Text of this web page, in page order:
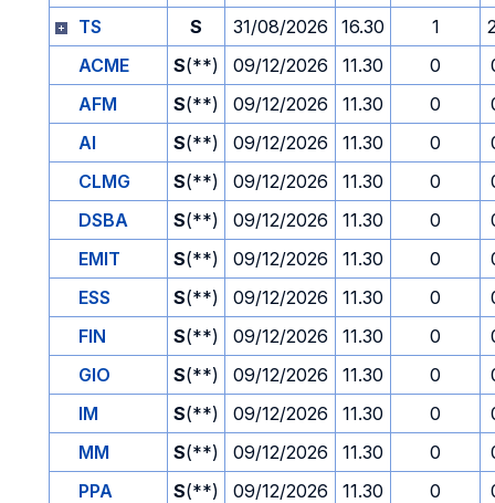
TS
S 31/08/2026 16.30 1
ACME
S(**) 09/12/2026 11.30 0
AFM
S(**) 09/12/2026 11.30 0
AI
S(**) 09/12/2026 11.30 0
CLMG
S(**) 09/12/2026 11.30 0
DSBA
S(**) 09/12/2026 11.30 0
EMIT
S(**) 09/12/2026 11.30 0
ESS
S(**) 09/12/2026 11.30 0
FIN
S(**) 09/12/2026 11.30 0
GIO
S(**) 09/12/2026 11.30 0
IM
S(**) 09/12/2026 11.30 0
MM
S(**) 09/12/2026 11.30 0
PPA
S(**) 09/12/2026 11.30 0